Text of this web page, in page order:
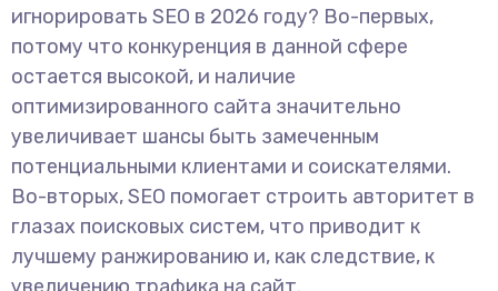
игнорировать SEO в 2026 году? Во-первых,
потому что конкуренция в данной сфере
остается высокой, и наличие
оптимизированного сайта значительно
увеличивает шансы быть замеченным
потенциальными клиентами и соискателями.
Во-вторых, SEO помогает строить авторитет в
глазах поисковых систем, что приводит к
лучшему ранжированию и, как следствие, к